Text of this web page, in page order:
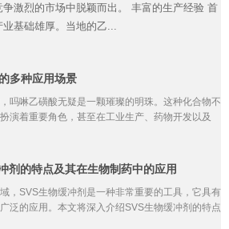
激烈的市场中脱颖而出。 丰富的生产经验 首
基础雄厚。当地的乙...
多种应用场景
吗啉乙磺酸无疑是一颗璀璨的明珠。这种化合物不
演着重要角色，甚至在工业生产、药物开发以及
剂的特点及其在生物制药中的应用
，SVS生物缓冲剂是一种非常重要的工具，它具有
泛的应用。本文将深入介绍SVS生物缓冲剂的特点